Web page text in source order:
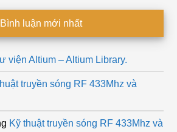
Bình luận mới nhất
viện Altium – Altium Library.
truyền sóng RF 433Mhz và
Kỹ thuật truyền sóng RF 433Mhz và